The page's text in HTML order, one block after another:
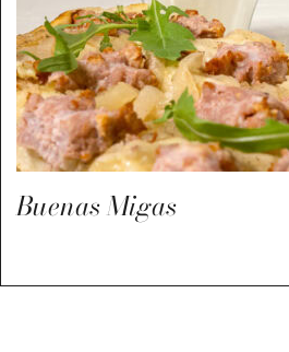
Buenas Migas